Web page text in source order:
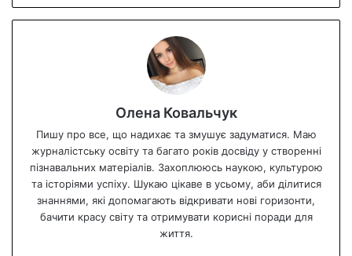
Олена Ковальчук
Пишу про все, що надихає та змушує задуматися. Маю
журналістську освіту та багато років досвіду у створенні
пізнавальних матеріалів. Захоплююсь наукою, культурою
та історіями успіху. Шукаю цікаве в усьому, аби ділитися
знаннями, які допомагають відкривати нові горизонти,
бачити красу світу та отримувати корисні поради для
життя.